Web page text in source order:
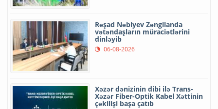
Rəşad Nəbiyev Zəngilanda
vətəndaşların müraciətlərini
dinləyib
06-08-2026
Xəzər dənizinin dibi ilə Trans-
Xəzər Fiber-Optik Kabel Xəttinin
çəkilişi başa çatıb